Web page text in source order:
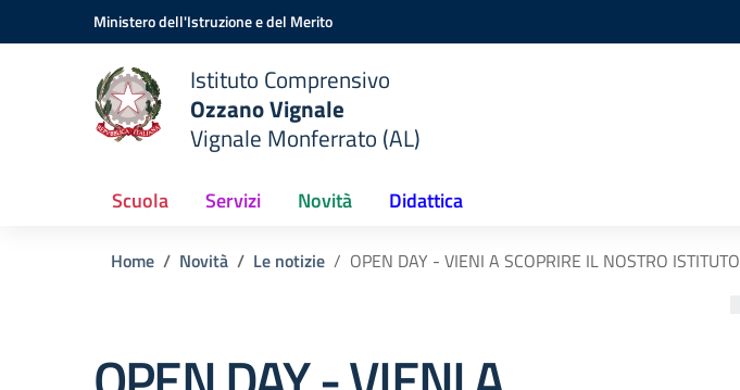
Vai ai contenuti
Vai al menu di navigazioneMinistero dell'Istruzione e del Merito
Istituto Comprensivo
Ozzano Vignale
Vignale Monferrato (AL)
Scuola Servizi Novità Didattica
Home Novità Le notizie OPEN DAY - VIENI A SCOPRIRE IL NOSTRO ISTITUTO